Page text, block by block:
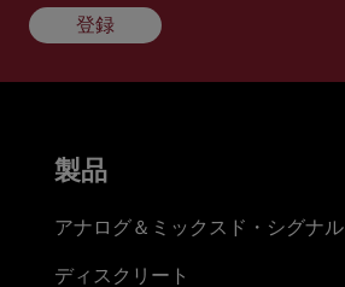
登録
製品
アナログ＆ミックスド・シグナル
ディスクリート